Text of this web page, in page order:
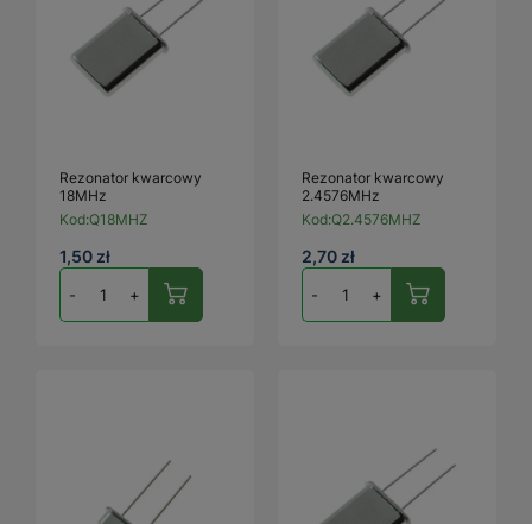
Rezonator kwarcowy
18MHz
Kod:Q18MHZ
1,50 zł
- +
Rezonator kwarcowy
2.4576MHz
Kod:Q2.4576MHZ
2,70 zł
- +